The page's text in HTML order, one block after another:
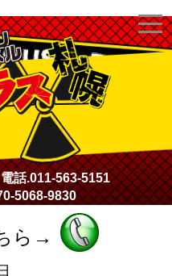
ンジャラス札幌
電話.011-563-5151
5068-9830
ら→